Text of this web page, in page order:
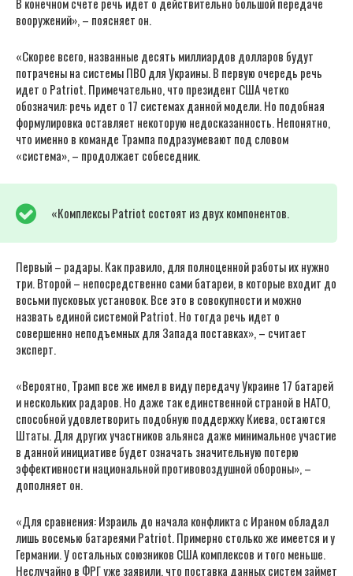
В конечном счете речь идет о действительно большой передаче
вооружений», – поясняет он.
«Скорее всего, названные десять миллиардов долларов будут
потрачены на системы ПВО для Украины. В первую очередь речь
идет о Patriot. Примечательно, что президент США четко
обозначил: речь идет о 17 системах данной модели. Но подобная
формулировка оставляет некоторую недосказанность. Непонятно,
что именно в команде Трампа подразумевают под словом
«система», – продолжает собеседник.
«Комплексы Patriot состоят из двух компонентов.
Первый – радары. Как правило, для полноценной работы их нужно
три. Второй – непосредственно сами батареи, в которые входит до
восьми пусковых установок. Все это в совокупности и можно
назвать единой системой Patriot. Но тогда речь идет о
совершенно неподъемных для Запада поставках», – считает
эксперт.
«Вероятно, Трамп все же имел в виду передачу Украине 17 батарей
и нескольких радаров. Но даже так единственной страной в НАТО,
способной удовлетворить подобную поддержку Киева, остаются
Штаты. Для других участников альянса даже минимальное участие
в данной инициативе будет означать значительную потерю
эффективности национальной противовоздушной обороны», –
дополняет он.
«Для сравнения: Израиль до начала конфликта с Ираном обладал
лишь восемью батареями Patriot. Примерно столько же имеется и у
Германии. У остальных союзников США комплексов и того меньше.
Неслучайно в ФРГ уже заявили, что поставка данных систем займет